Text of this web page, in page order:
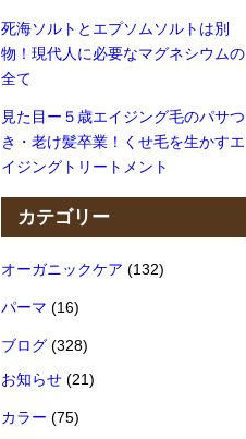
死海ソルトとエプソムソルトは別
物！現代人に必要なマグネシウムの
全て
見た目ー５歳エイジング毛のパサつ
き・老け髪卒業！くせ毛を生かすエ
イジングトリートメント
カテゴリー
オーガニックケア (132)
パーマ (16)
ブログ (328)
お知らせ (21)
カラー (75)